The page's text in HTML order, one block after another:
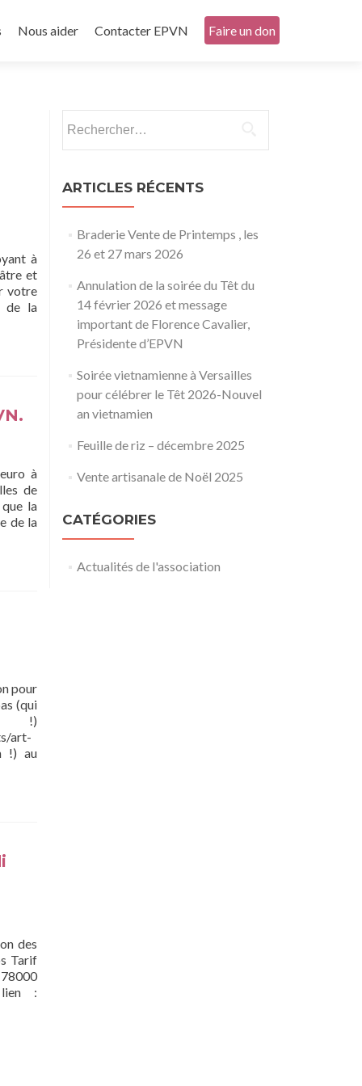
Nous aider Contacter EPVN Faire un don
à
et
votre
de la
à
de
la
de la
pour
(qui
!)
art-
!) au
des
Tarif
lien :
ARTICLES RÉCENTS
Braderie Vente de Printemps , les
26 et 27 mars 2026
Annulation de la soirée du Têt du
14 février 2026 et message
important de Florence Cavalier,
Présidente d’EPVN
Soirée vietnamienne à Versailles
pour célébrer le Têt 2026-Nouvel
an vietnamien
Feuille de riz – décembre 2025
Vente artisanale de Noël 2025
CATÉGORIES
Actualités de l'association